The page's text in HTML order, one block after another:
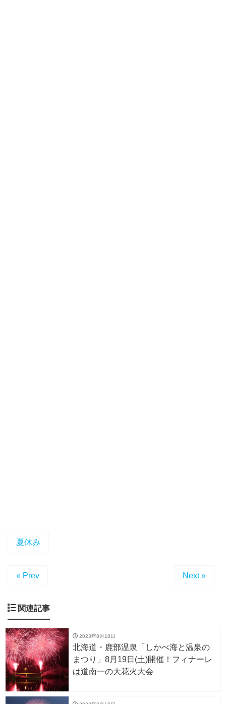
夏休み
« Prev Next »
関連記事
2023年8月18日
北海道・鹿部温泉「しかべ海と温泉の
まつり」8月19日(土)開催！フィナーレ
は道南一の大花火大会